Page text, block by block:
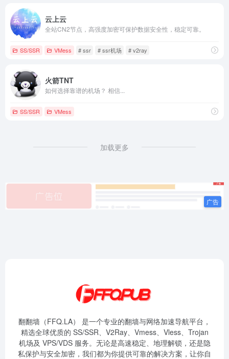
云上云
全站CN2节点，高强度加密可保护数据安全性，稳定可靠。
SS/SSR VMess # ssr # ssr机场 # v2ray
火箭TNT
如何选择靠谱的机场？ 相信...
SS/SSR VMess
加载更多
翻翻墙（FFQ.LA） 是一个专业的翻墙与网络加速导航平台，
精选全球优质的 SS/SSR、V2Ray、Vmess、Vless、Trojan
机场及 VPS/VDS 服务。无论是高速稳定、地理解锁，还是隐
私保护与安全加密，我们都为你提供可靠的解决方案，让你自